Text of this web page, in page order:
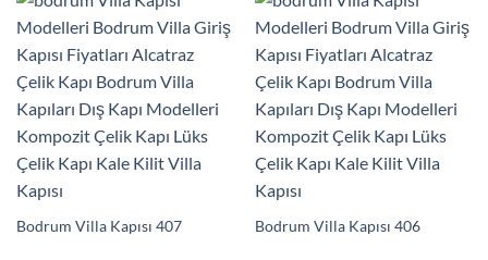
Bodrum Villa Kapısı 407 Bodrum Villa Kapısı 406